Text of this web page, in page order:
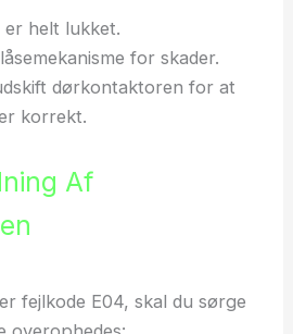
helt lukket.
for skader.
dørkontaktoren for at
korrekt.
Af
fejlkode E04, skal du sørge